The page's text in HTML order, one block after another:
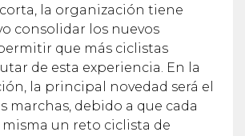
la organización tiene
consolidar los nuevos
que más ciclistas
de esta experiencia. En la
la principal novedad será el
marchas, debido a que cada
misma un reto ciclista de